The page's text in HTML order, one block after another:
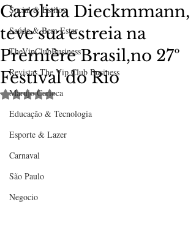
Social & Estilos
Saúde & Bem Estar
TheVipClubBusiness
Revistas The Vip Club Business
Marujo Carioca
Educação & Tecnologia
Esporte & Lazer
Carnaval
São Paulo
Negocio
Carolina Dieckmmann,
teve sua estreia na
Première Brasil,no 27º
Festival do Rio
Avaliado com NaN de 5 estrelas.